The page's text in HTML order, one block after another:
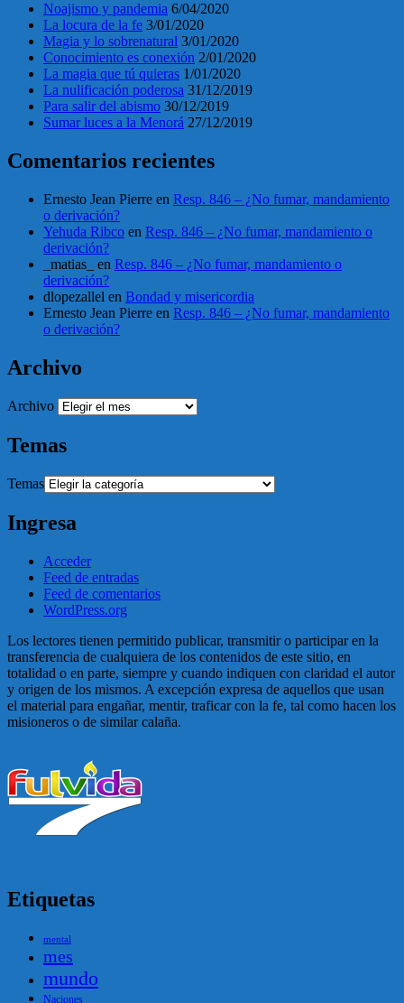
Noajismo y pandemia 6/04/2020
La locura de la fe 3/01/2020
Magia y lo sobrenatural 3/01/2020
Conocimiento es conexión 2/01/2020
La magia que tú quieras 1/01/2020
La nulificación poderosa 31/12/2019
Para salir del abismo 30/12/2019
Sumar luces a la Menorá 27/12/2019
Comentarios recientes
Ernesto Jean Pierre en Resp. 846 – ¿No fumar, mandamiento
o derivación?
Yehuda Ribco en Resp. 846 – ¿No fumar, mandamiento o
derivación?
_matias_
en Resp. 846 – ¿No fumar, mandamiento o
derivación?
dlopezallel en Bondad y misericordia
Ernesto Jean Pierre en Resp. 846 – ¿No fumar, mandamiento
o derivación?
Archivo
Archivo
Temas
Temas
Ingresa
Acceder
Feed de entradas
Feed de comentarios
WordPress.org
Los lectores tienen permitido publicar, transmitir o participar en la
transferencia de cualquiera de los contenidos de este sitio, en
totalidad o en parte, siempre y cuando indiquen con claridad el autor
y origen de los mismos. A excepción expresa de aquellos que usan
el material para engañar, mentir, traficar con la fe, tal como hacen los
misioneros o de similar calaña.
Etiquetas
mental
mes
mundo
Naciones